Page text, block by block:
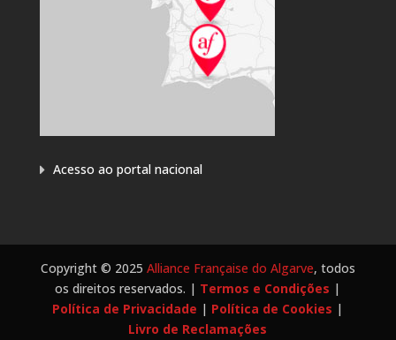
Acesso ao portal nacional
Copyright © 2025 Alliance Française do Algarve, todos
os direitos reservados. | Termos e Condições |
Política de Privacidade | Política de Cookies |
Livro de Reclamações